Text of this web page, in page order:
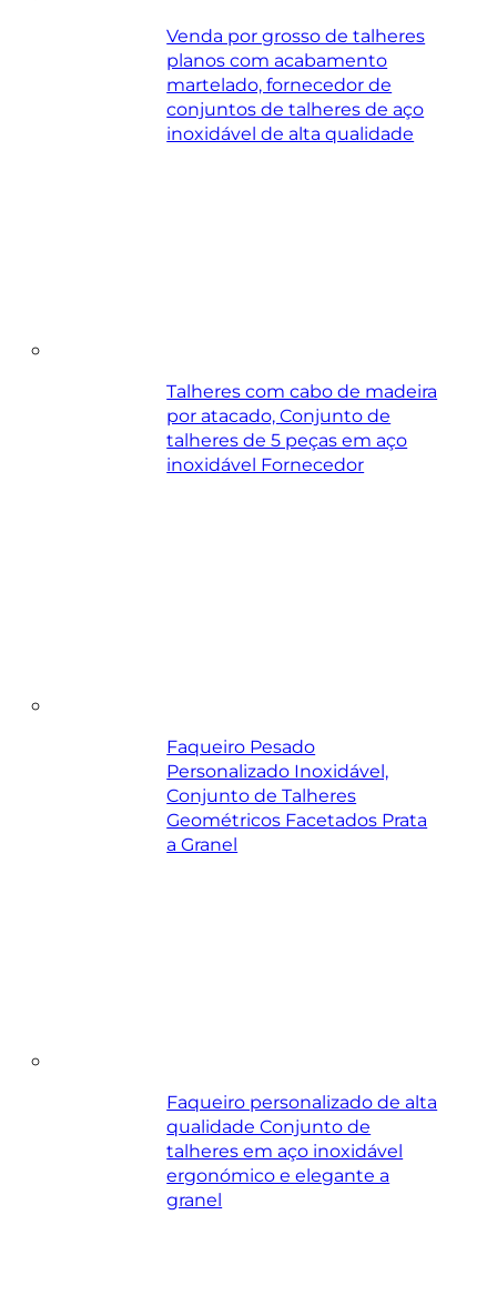
Venda por grosso de talheres
planos com acabamento
martelado, fornecedor de
conjuntos de talheres de aço
inoxidável de alta qualidade
Talheres com cabo de madeira
por atacado, Conjunto de
talheres de 5 peças em aço
inoxidável Fornecedor
Faqueiro Pesado
Personalizado Inoxidável,
Conjunto de Talheres
Geométricos Facetados Prata
a Granel
Faqueiro personalizado de alta
qualidade Conjunto de
talheres em aço inoxidável
ergonómico e elegante a
granel